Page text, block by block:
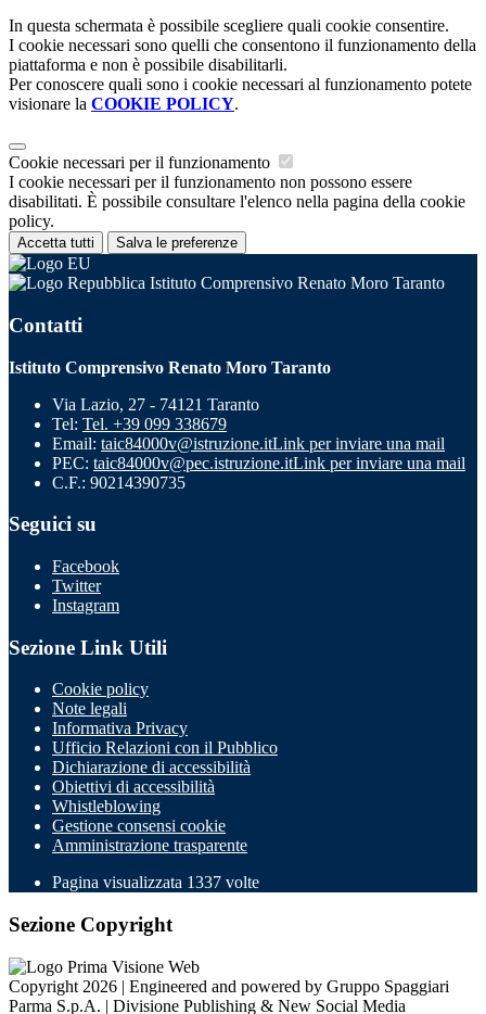
In questa schermata è possibile scegliere quali cookie consentire.
I cookie necessari sono quelli che consentono il funzionamento della
piattaforma e non è possibile disabilitarli.
Per conoscere quali sono i cookie necessari al funzionamento potete
visionare la COOKIE POLICY.
Cookie necessari per il funzionamento
I cookie necessari per il funzionamento non possono essere
disabilitati. È possibile consultare l'elenco nella pagina della cookie
policy.
Accetta tutti Salva le preferenze
Istituto Comprensivo Renato Moro Taranto
Contatti
Istituto Comprensivo Renato Moro Taranto
Via Lazio, 27 - 74121 Taranto
Tel: Tel. +39 099 338679
Email: taic84000v@istruzione.itLink per inviare una mail
PEC: taic84000v@pec.istruzione.itLink per inviare una mail
C.F.: 90214390735
Seguici su
Facebook
Twitter
Instagram
Sezione Link Utili
Cookie policy
Note legali
Informativa Privacy
Ufficio Relazioni con il Pubblico
Dichiarazione di accessibilità
Obiettivi di accessibilità
Whistleblowing
Gestione consensi cookie
Amministrazione trasparente
Pagina visualizzata 1337 volte
Sezione Copyright
Copyright 2026 | Engineered and powered by Gruppo Spaggiari
Parma S.p.A. | Divisione Publishing & New Social Media